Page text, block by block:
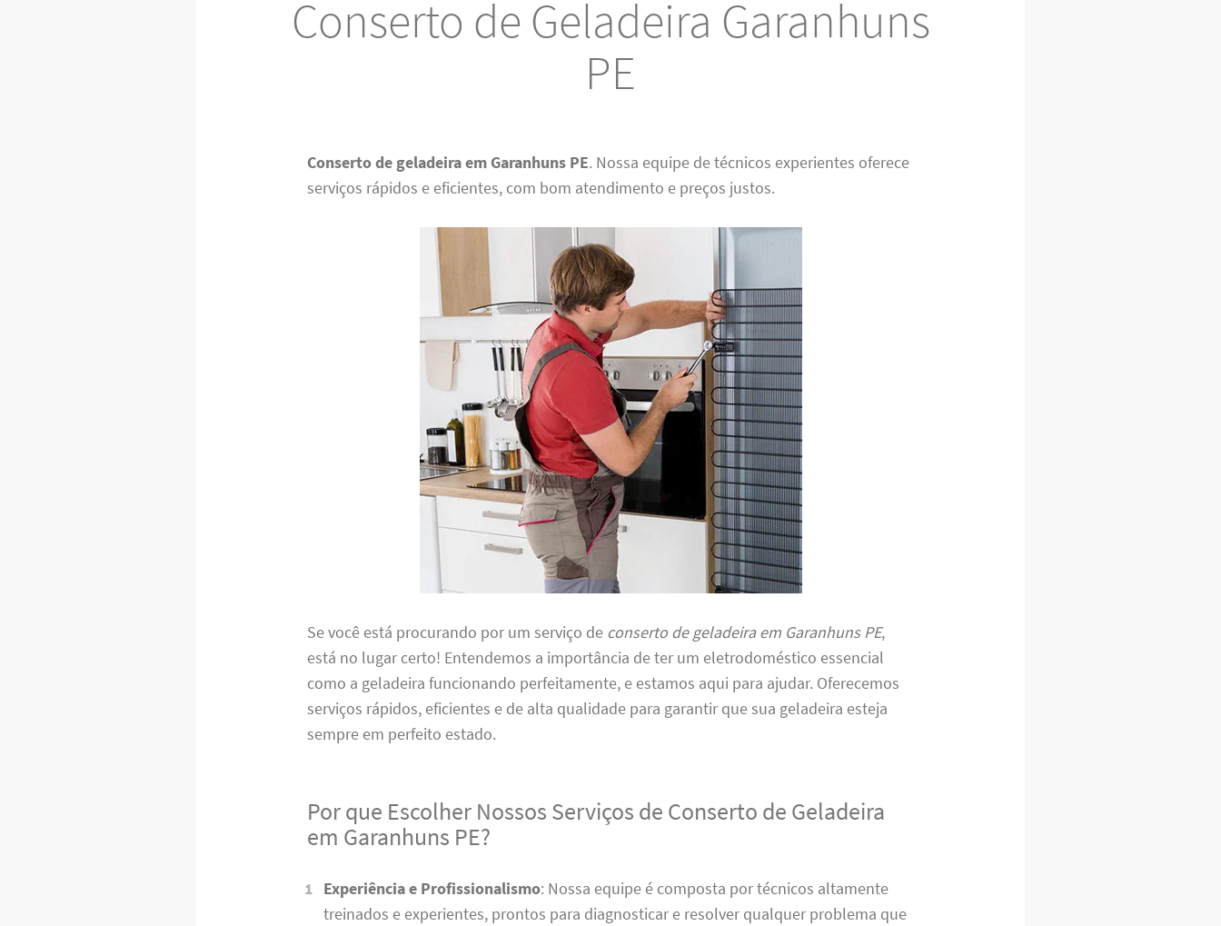
Conserto de Geladeira Garanhuns
PE
Conserto de geladeira em Garanhuns PE. Nossa equipe de técnicos experientes oferece
serviços rápidos e eficientes, com bom atendimento e preços justos.
Se você está procurando por um serviço de conserto de geladeira em Garanhuns PE,
está no lugar certo! Entendemos a importância de ter um eletrodoméstico essencial
como a geladeira funcionando perfeitamente, e estamos aqui para ajudar. Oferecemos
serviços rápidos, eficientes e de alta qualidade para garantir que sua geladeira esteja
sempre em perfeito estado.
Por que Escolher Nossos Serviços de Conserto de Geladeira
em Garanhuns PE?
Experiência e Profissionalismo: Nossa equipe é composta por técnicos altamente
treinados e experientes, prontos para diagnosticar e resolver qualquer problema que